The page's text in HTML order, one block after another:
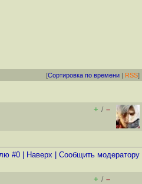
[Сортировка по времени | RSS]
+ / –
#0 Наверх Cообщить модератору
+ / –